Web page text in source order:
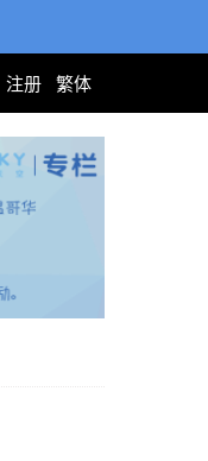
注册 繁体